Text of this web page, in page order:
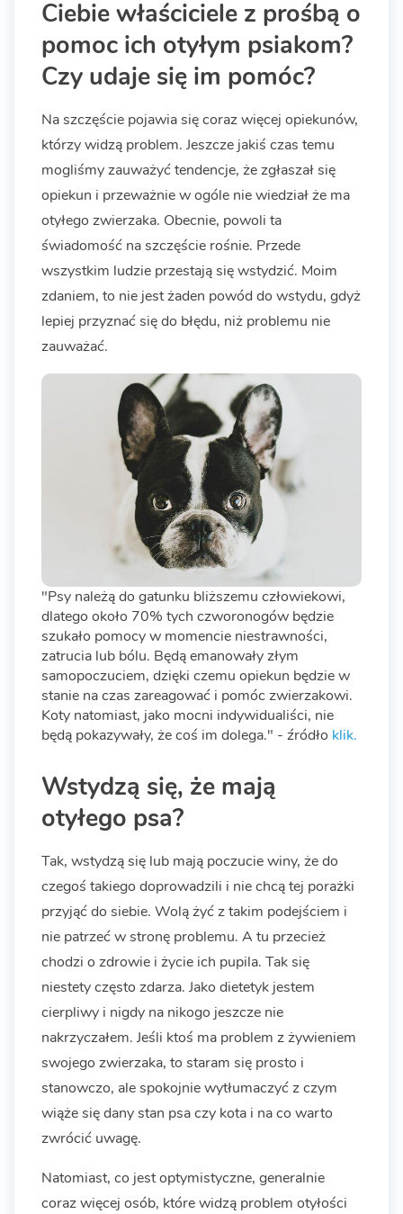
Ciebie właściciele z prośbą o
pomoc ich otyłym psiakom?
Czy udaje się im pomóc?
Na szczęście pojawia się coraz więcej opiekunów,
którzy widzą problem. Jeszcze jakiś czas temu
mogliśmy zauważyć tendencje, że zgłaszał się
opiekun i przeważnie w ogóle nie wiedział że ma
otyłego zwierzaka. Obecnie, powoli ta
świadomość na szczęście rośnie. Przede
wszystkim ludzie przestają się wstydzić. Moim
zdaniem, to nie jest żaden powód do wstydu, gdyż
lepiej przyznać się do błędu, niż problemu nie
zauważać.
"Psy należą do gatunku bliższemu człowiekowi,
dlatego około 70% tych czworonogów będzie
szukało pomocy w momencie niestrawności,
zatrucia lub bólu. Będą emanowały złym
samopoczuciem, dzięki czemu opiekun będzie w
stanie na czas zareagować i pomóc zwierzakowi.
Koty natomiast, jako mocni indywidualiści, nie
będą pokazywały, że coś im dolega." - źródło klik.
Wstydzą się, że mają
otyłego psa?
Tak, wstydzą się lub mają poczucie winy, że do
czegoś takiego doprowadzili i nie chcą tej porażki
przyjąć do siebie. Wolą żyć z takim podejściem i
nie patrzeć w stronę problemu. A tu przecież
chodzi o zdrowie i życie ich pupila. Tak się
niestety często zdarza. Jako dietetyk jestem
cierpliwy i nigdy na nikogo jeszcze nie
nakrzyczałem. Jeśli ktoś ma problem z żywieniem
swojego zwierzaka, to staram się prosto i
stanowczo, ale spokojnie wytłumaczyć z czym
wiąże się dany stan psa czy kota i na co warto
zwrócić uwagę.
Natomiast, co jest optymistyczne, generalnie
coraz więcej osób, które widzą problem otyłości